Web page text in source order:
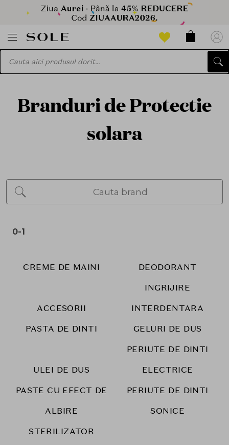
Branduri de Protectie
solara
0-1
CREME DE MAINI DEODORANT
ACCESORII
INGRIJIRE
INTERDENTARA
PASTA DE DINTI
GELURI DE DUS
ULEI DE DUS
PERIUTE DE DINTI
ELECTRICE
PASTE CU EFECT DE
ALBIRE
PERIUTE DE DINTI
SONICE
STERILIZATOR